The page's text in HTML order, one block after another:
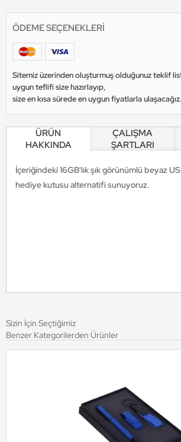
ÖDEME SEÇENEKLERI
Sitemiz üzerinden oluşturmuş olduğunuz teklif
uygun teflifi size hazırlayıp,
size en kısa sürede en uygun fiyatlarla ulaşacağız.
ÜRÜN
HAKKINDA
ÇALIŞMA
ŞARTLARI
İçeriğindeki 16GB'lık şık görünümlü beyaz
hediye kutusu alternatifi sunuyoruz.
Sizin İçin Seçtiğimiz
Benzer Kategorilerden Ürünler